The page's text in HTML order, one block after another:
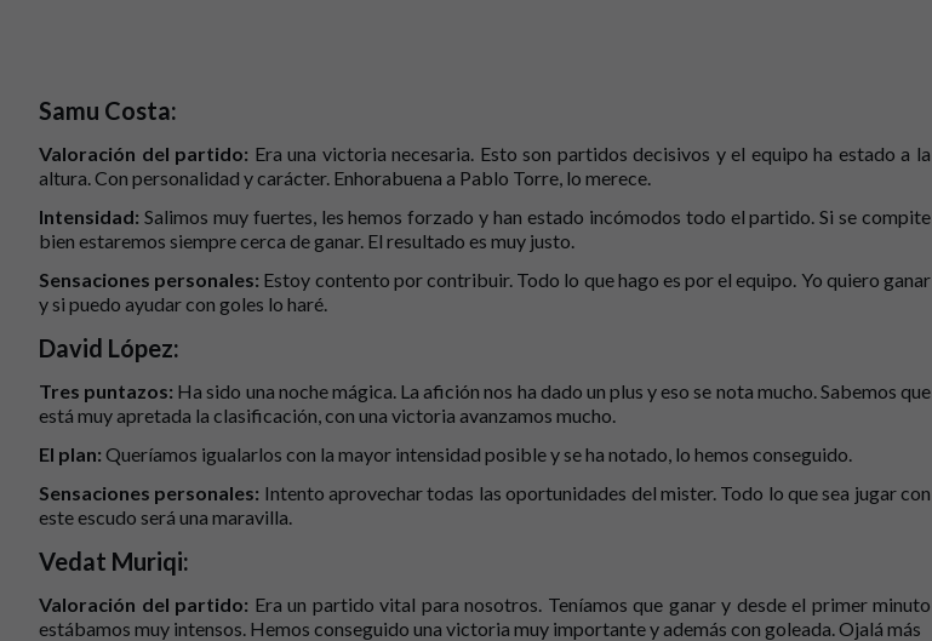
Samu Costa:
Valoración del partido: Era una victoria necesaria. Esto son partidos decisivos y el equipo ha estado a la
altura. Con personalidad y carácter. Enhorabuena a Pablo Torre, lo merece.
Intensidad: Salimos muy fuertes, les hemos forzado y han estado incómodos todo el partido. Si se compite
bien estaremos siempre cerca de ganar. El resultado es muy justo.
Sensaciones personales: Estoy contento por contribuir. Todo lo que hago es por el equipo. Yo quiero ganar
y si puedo ayudar con goles lo haré.
David López:
Tres puntazos: Ha sido una noche mágica. La afición nos ha dado un plus y eso se nota mucho. Sabemos que
está muy apretada la clasificación, con una victoria avanzamos mucho.
El plan: Queríamos igualarlos con la mayor intensidad posible y se ha notado, lo hemos conseguido.
Sensaciones personales: Intento aprovechar todas las oportunidades del mister. Todo lo que sea jugar con
este escudo será una maravilla.
Vedat Muriqi:
Valoración del partido: Era un partido vital para nosotros. Teníamos que ganar y desde el primer minuto
estábamos muy intensos. Hemos conseguido una victoria muy importante y además con goleada. Ojalá más